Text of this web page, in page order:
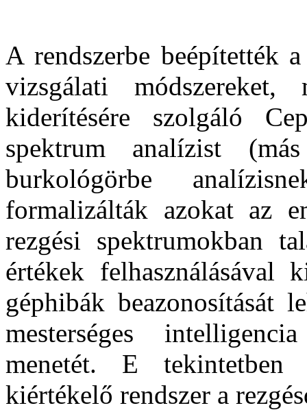
A rendszerbe beépítették
vizsgálati
kiderítésére szolgáló
spektrum analízist
burkológörbe
formalizálták azokat az
rezgési spektrumokban
értékek felhasználásával
géphibák beazonosítását
mesterséges
menetét. E tekintetben
kiértékelő rendszer a